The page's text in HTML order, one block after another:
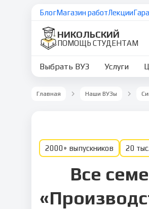
БлогМагазин работЛекции
НИКОЛЬСКИЙ
ПОМОЩЬ СТУДЕНТАМ
Выбрать ВУЗ Услуги
Главная Наши ВУЗы
2000+ выпускников 20
Все